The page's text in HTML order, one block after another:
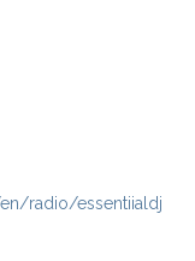
radio/essentiialdj